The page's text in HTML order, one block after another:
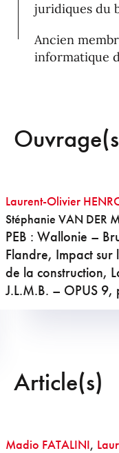
juridiques du
Ancien
informatique
Laurent-Olivier
Stéphanie VAN DER
PEB : Wallonie –
Flandre, Impact sur
de la construction,
J.L.M.B. – OPUS
Article(s)
Madio FATALINI,